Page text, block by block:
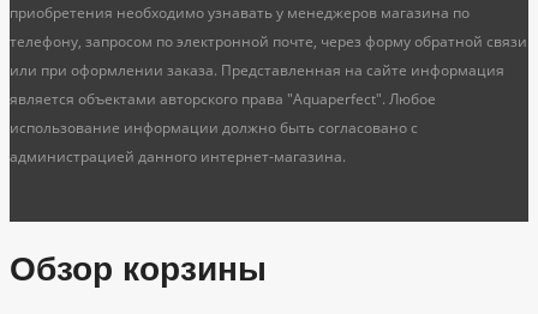
приобретения необходимо узнавать у менеджеров магазина по
телефону, запросом по электронной почте, через форму обратной связи
или при оформлении заказа. Представленная на сайте информация
является объектами авторского права "Aquaperfect". Любое
использование информации должно быть согласовано с
администрацией данного интернет-магазина.
Обзор корзины